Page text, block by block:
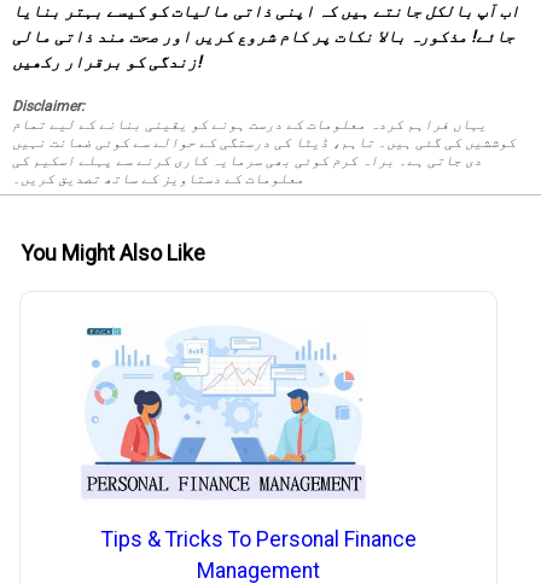
اب آپ بالکل جانتے ہیں کہ اپنی ذاتی مالیات کو کیسے بہتر بنایا
جائے! مذکورہ بالا نکات پر کام شروع کریں اور صحت مند ذاتی مالی
زندگی کو برقرار رکھیں!
Disclaimer:
یہاں فراہم کردہ معلومات کے درست ہونے کو یقینی بنانے کے لیے تمام
کوششیں کی گئی ہیں۔ تاہم، ڈیٹا کی درستگی کے حوالے سے کوئی ضمانت نہیں
دی جاتی ہے۔ براہ کرم کوئی بھی سرمایہ کاری کرنے سے پہلے اسکیم کی
معلومات کے دستاویز کے ساتھ تصدیق کریں۔
You Might Also Like
Tips & Tricks To Personal Finance
Management